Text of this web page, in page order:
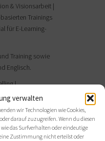
verwalten
wir Technologien wie Cookies,
darauf zuzugreifen. Wenn du diesen
das Surfverhalten oder eindeutige
Zustimmung nicht erteilst oder
& Visionsarbeit |
Trainings
für E-Learning-
Training sowie
Englisch.
|